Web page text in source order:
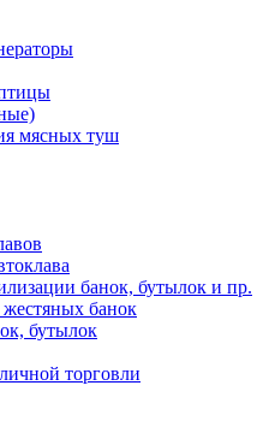
мясных туш
банок, бутылок и пр.
жестяных банок
бутылок
торговли